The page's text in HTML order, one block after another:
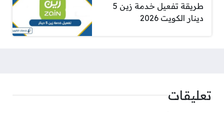
طريقة تفعيل خدمة زين 5
دينار الكويت 2026
تعليقات